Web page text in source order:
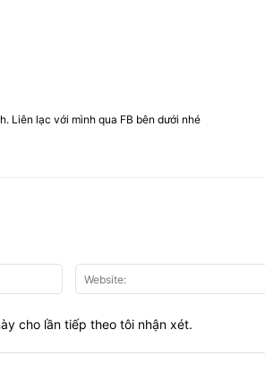
Liên lạc với mình qua FB bên dưới nhé
Email:*
cho lần tiếp theo tôi nhận xét.